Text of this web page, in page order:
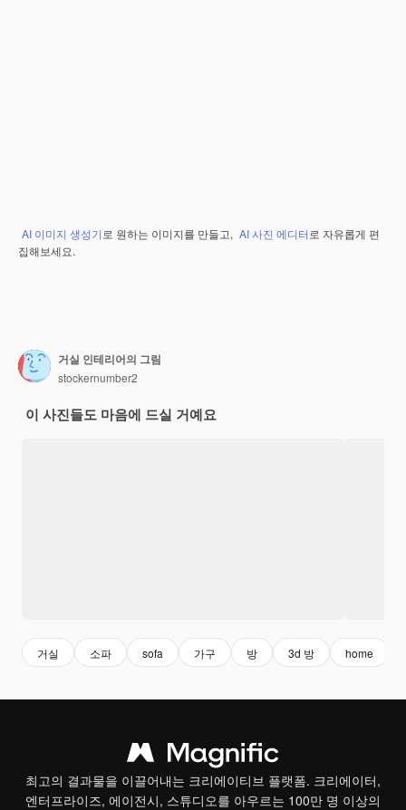
AI 이미지 생성기 로 원하는 이미지를 만들고, AI 사진 에디터 로 자유롭게 편
집해보세요.
거실 인테리어의 그림
stockernumber2
이 사진들도 마음에 드실 거예요
거실 소파 sofa 가구 방 3d 방 home
최고의 결과물을 이끌어내는 크리에이티브 플랫폼. 크리에이터,
엔터프라이즈, 에이전시, 스튜디오를 아우르는 100만 명 이상의